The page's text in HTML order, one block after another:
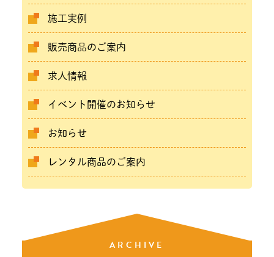
施工実例
販売商品のご案内
求人情報
イベント開催のお知らせ
お知らせ
レンタル商品のご案内
ARCHIVE